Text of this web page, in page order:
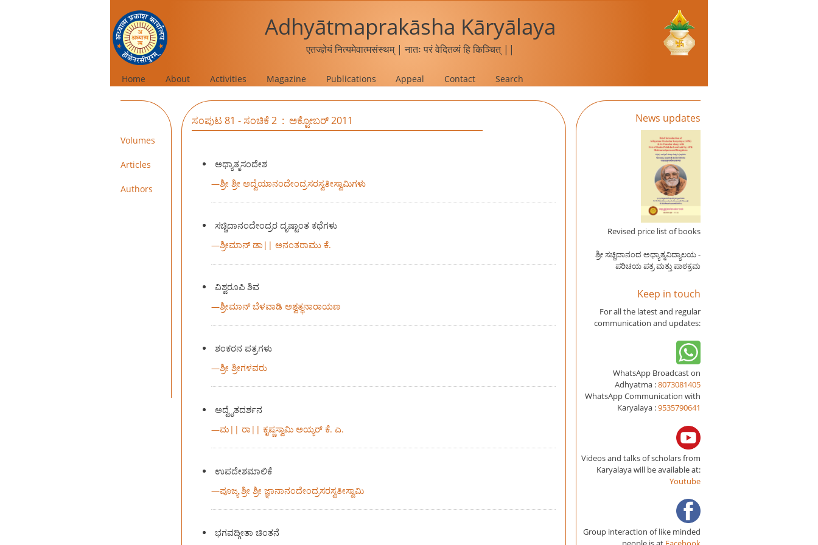
Adhyātmaprakāsha Kāryālaya
एतज्ज्ञेयं नित्यमेवात्मसंस्थम् | नातः परं वेदितव्यं हि किञ्चित् ||
Home About Activities Magazine Publications Appeal Contact Search
Volumes
Articles
Authors
ಸಂಪುಟ 81 - ಸಂಚಿಕೆ 2 : ಅಕ್ಟೋಬರ್ 2011
ಅಧ್ಯಾತ್ಮಸಂದೇಶ
—ಶ್ರೀ ಶ್ರೀ ಅದ್ವೆಯಾನಂದೇಂದ್ರಸರಸ್ವತೀಸ್ವಾಮಿಗಳು
ಸಚ್ಚಿದಾನಂದೇಂದ್ರರ ದೃಷ್ಟಾಂತ ಕಥೆಗಳು
—ಶ್ರೀಮಾನ್ ಡಾ|| ಅನಂತರಾಮು ಕೆ.
ವಿಶ್ವರೂಪಿ ಶಿವ
—ಶ್ರೀಮಾನ್ ಬೆಳವಾಡಿ ಅಶ್ವತ್ಥನಾರಾಯಣ
ಶಂಕರನ ಪತ್ರಗಳು
—ಶ್ರೀ ಶ್ರೀಗಳವರು
ಅದ್ವೈತದರ್ಶನ
—ಮ|| ರಾ|| ಕೃಷ್ಣಸ್ವಾಮಿ ಅಯ್ಯರ್ ಕೆ. ಎ.
ಉಪದೇಶಮಾಲಿಕೆ
—ಪೂಜ್ಯ ಶ್ರೀ ಶ್ರೀ ಜ್ಞಾನಾನಂದೇಂದ್ರಸರಸ್ವತೀಸ್ವಾಮಿ
ಭಗವದ್ಗೀತಾ ಚಿಂತನೆ
News updates
Revised price list of books
ಶ್ರೀ ಸಚ್ಚಿದಾನಂದ ಅಧ್ಯಾತ್ಮವಿದ್ಯಾಲಯ -
ಪರಿಚಯ ಪತ್ರ ಮತ್ತು ಪಾಠಕ್ರಮ
Keep in touch
For all the latest and regular
communication and updates:
WhatsApp Broadcast on
Adhyatma :8073081405
WhatsApp Communication with
Karyalaya :9535790641
Videos and talks of scholars from
Karyalaya will be available at:
Youtube
Group interaction of like minded